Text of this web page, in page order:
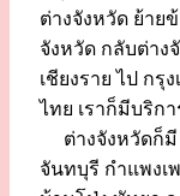
ต่างจังหวัด ย้าย
จังหวัด กลับต่าง
เชียงราย ไป กรุ
ไทย เราก็มีบริก
ต่างจังหวัดก็มี
จันทบุรี กำแพง